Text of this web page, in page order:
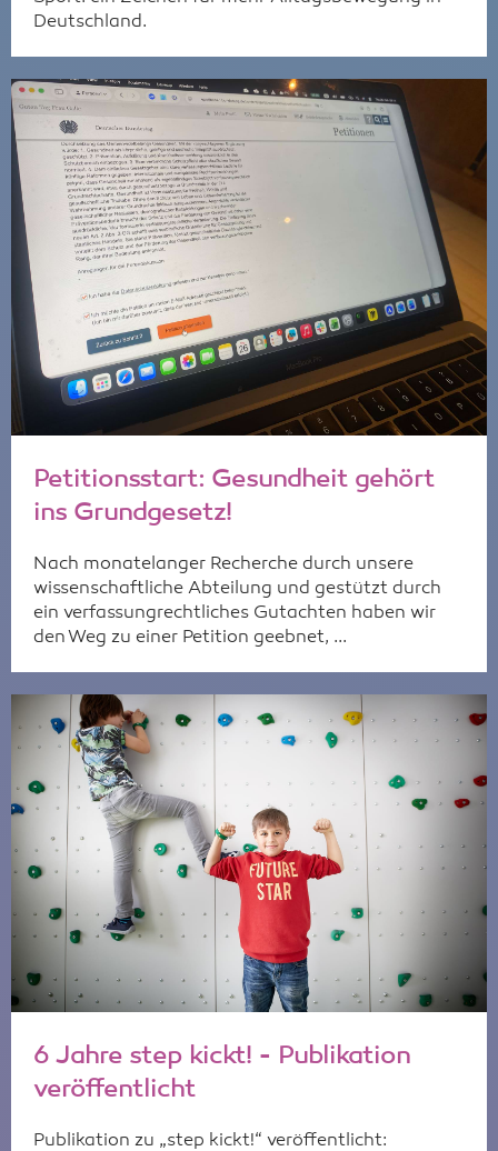
Deutschland.
Petitionsstart: Gesundheit gehört
ins Grundgesetz!
Nach monatelanger Recherche durch unsere
wissenschaftliche Abteilung und gestützt durch
ein verfassungrechtliches Gutachten haben wir
den Weg zu einer Petition geebnet, ...
6 Jahre step kickt! - Publikation
veröffentlicht
Publikation zu „step kickt!“ veröffentlicht: